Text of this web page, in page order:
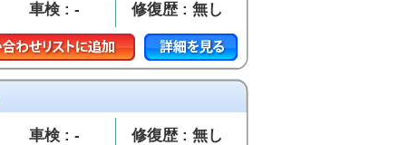
車検 : - 修復歴 : 無し
車検 : - 修復歴 : 無し